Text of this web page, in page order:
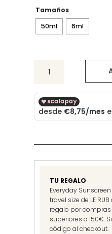
Tamaños
50ml
6ml
Apartment
TU REGALO
Everyday Sunscreen
travel size de LE RUB
regalo por compras
superiores a 150€.
código al checkout.